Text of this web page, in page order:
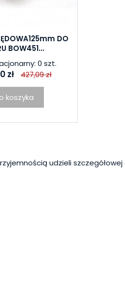
DO
BOW451...
0 szt.
zł 427,09 zł
koszyka
udzieli